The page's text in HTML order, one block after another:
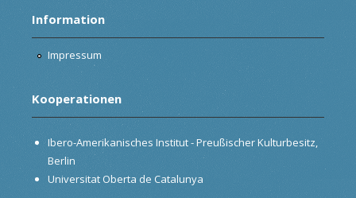
Information
Impressum
Kooperationen
Ibero-Amerikanisches Institut - Preußischer Kulturbesitz,
Berlin
Universitat Oberta de Catalunya